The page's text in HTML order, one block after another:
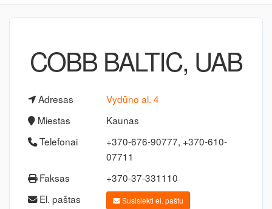
COBB BALTIC, UAB
Adresas
Vydūno al. 4
Miestas
Kaunas
Telefonai
+370-676-90777, +370-610-
07711
Faksas
+370-37-331110
El. paštas
Susisiekti el. paštu